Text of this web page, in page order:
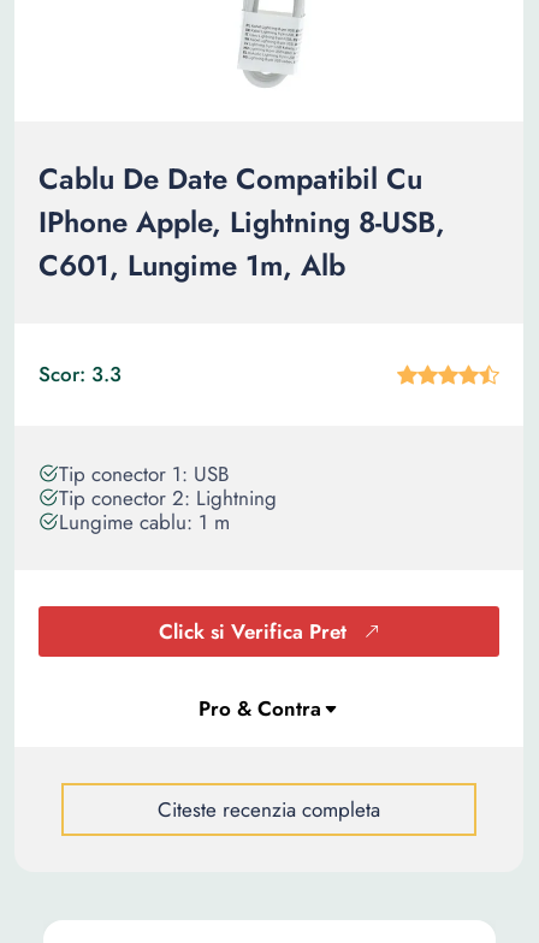
Cablu De Date Compatibil Cu
IPhone Apple, Lightning 8-USB,
C601, Lungime 1m, Alb
Scor: 3.3
Tip conector 1: USB
Tip conector 2: Lightning
Lungime cablu: 1 m
Click si Verifica Pret
Citeste recenzia completa